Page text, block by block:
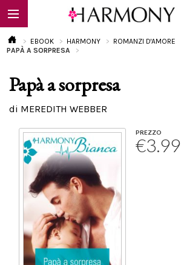
EBOOK
Calendario
EBOOK HARMONY ROMANZI D'AMORE
PAPÀ A SORPRESA
Papà a sorpresa
di MEREDITH WEBBER
PREZZO
€3.99